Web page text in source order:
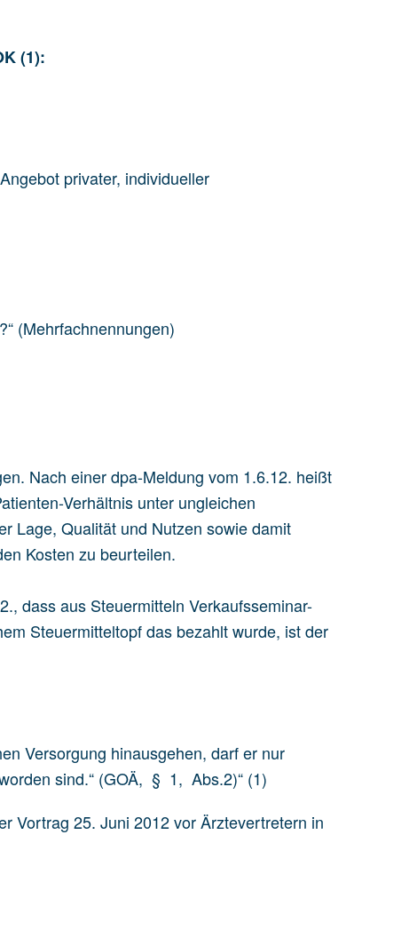
(1):
privater, individueller
(Mehrfachnennungen)
Nach einer dpa-Meldung vom 1.6.12. heißt
Verhältnis unter ungleichen
Lage, Qualität und Nutzen sowie damit
Kosten zu beurteilen.
dass aus Steuermitteln Verkaufsseminar-
Steuermitteltopf das bezahlt wurde, ist der
Versorgung hinausgehen, darf er nur
sind.“ (GOÄ, § 1, Abs.2)“ (1)
Vortrag 25. Juni 2012 vor Ärztevertretern in